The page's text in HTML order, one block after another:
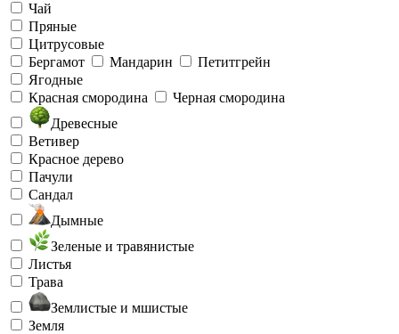
Чай
Пряные
Цитрусовые
Бергамот
Мандарин
Петитгрейн
Ягодные
Красная смородина
Черная смородина
Древесные
Ветивер
Красное дерево
Пачули
Сандал
Дымные
Зеленые и травянистые
Листья
Трава
Землистые и мшистые
Земля